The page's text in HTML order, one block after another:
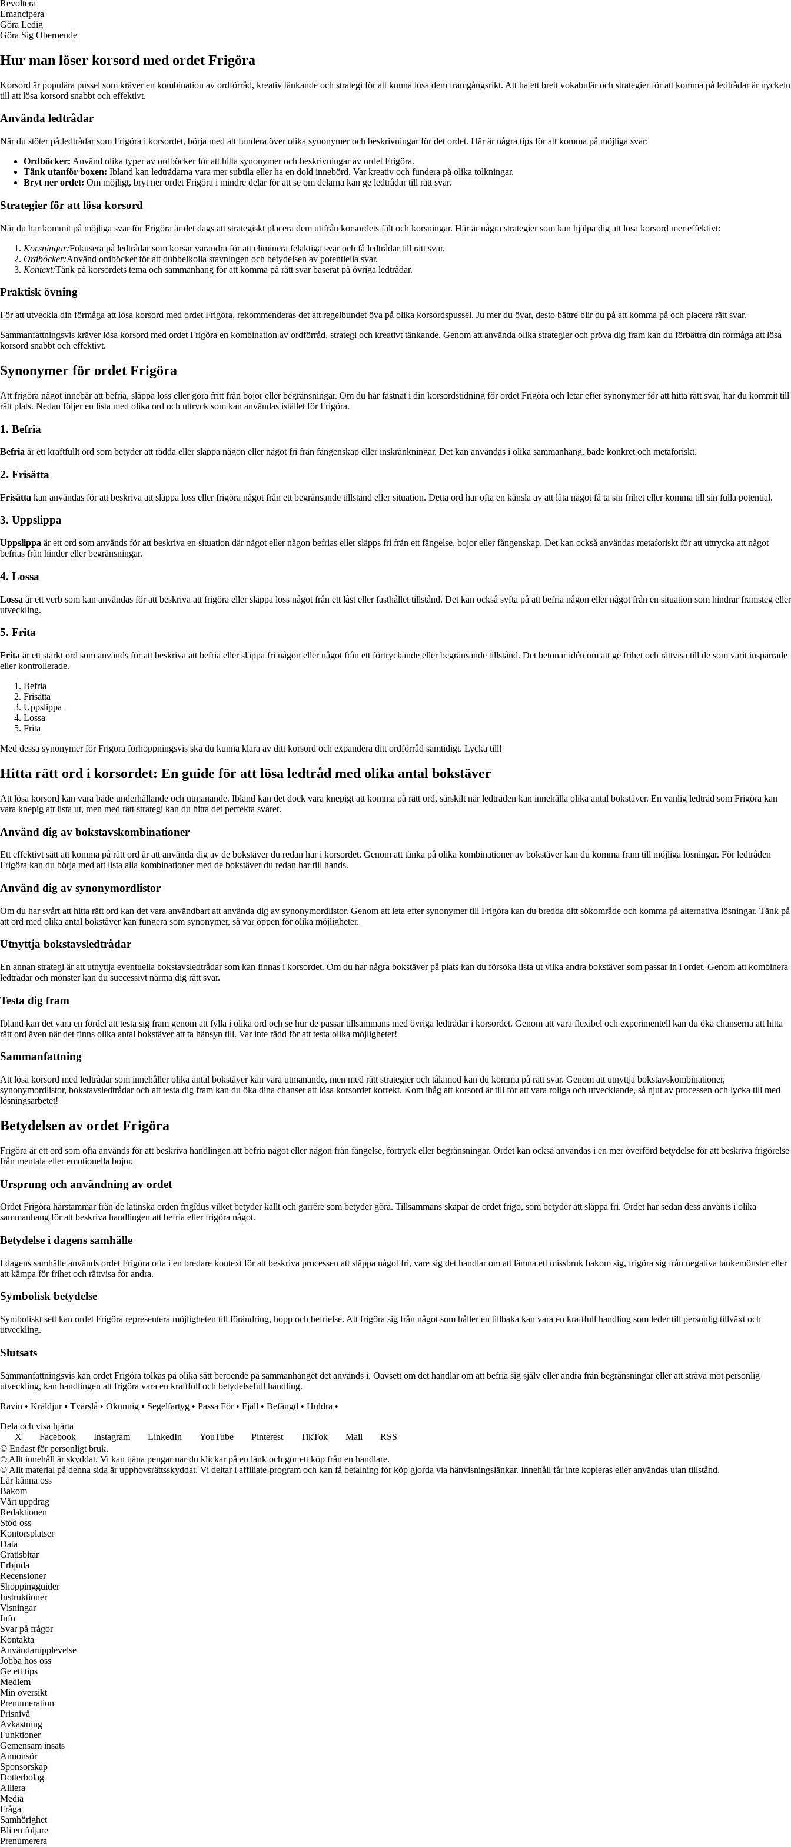
Revoltera
Emancipera
Göra Ledig
Göra Sig Oberoende
Hur man löser korsord med ordet Frigöra
Korsord är populära pussel som kräver en kombination av ordförråd, kreativ tänkande och strategi för att kunna lösa dem framgångsrikt. Att ha ett brett vokabulär och strategier för att komma på ledtrådar är nyckeln
till att lösa korsord snabbt och effektivt.
Använda ledtrådar
När du stöter på ledtrådar som Frigöra i korsordet, börja med att fundera över olika synonymer och beskrivningar för det ordet. Här är några tips för att komma på möjliga svar:
Ordböcker: Använd olika typer av ordböcker för att hitta synonymer och beskrivningar av ordet Frigöra.
Tänk utanför boxen: Ibland kan ledtrådarna vara mer subtila eller ha en dold innebörd. Var kreativ och fundera på olika tolkningar.
Bryt ner ordet: Om möjligt, bryt ner ordet Frigöra i mindre delar för att se om delarna kan ge ledtrådar till rätt svar.
Strategier för att lösa korsord
När du har kommit på möjliga svar för Frigöra är det dags att strategiskt placera dem utifrån korsordets fält och korsningar. Här är några strategier som kan hjälpa dig att lösa korsord mer effektivt:
Korsningar:Fokusera på ledtrådar som korsar varandra för att eliminera felaktiga svar och få ledtrådar till rätt svar.
Ordböcker:Använd ordböcker för att dubbelkolla stavningen och betydelsen av potentiella svar.
Kontext:Tänk på korsordets tema och sammanhang för att komma på rätt svar baserat på övriga ledtrådar.
Praktisk övning
För att utveckla din förmåga att lösa korsord med ordet Frigöra, rekommenderas det att regelbundet öva på olika korsordspussel. Ju mer du övar, desto bättre blir du på att komma på och placera rätt svar.
Sammanfattningsvis kräver lösa korsord med ordet Frigöra en kombination av ordförråd, strategi och kreativt tänkande. Genom att använda olika strategier och pröva dig fram kan du förbättra din förmåga att lösa
korsord snabbt och effektivt.
Synonymer för ordet Frigöra
Att frigöra något innebär att befria, släppa loss eller göra fritt från bojor eller begränsningar. Om du har fastnat i din korsordstidning för ordet Frigöra och letar efter synonymer för att hitta rätt svar, har du kommit till
rätt plats. Nedan följer en lista med olika ord och uttryck som kan användas istället för Frigöra.
1. Befria
Befria är ett kraftfullt ord som betyder att rädda eller släppa någon eller något fri från fångenskap eller inskränkningar. Det kan användas i olika sammanhang, både konkret och metaforiskt.
2. Frisätta
Frisätta kan användas för att beskriva att släppa loss eller frigöra något från ett begränsande tillstånd eller situation. Detta ord har ofta en känsla av att låta något få ta sin frihet eller komma till sin fulla potential.
3. Uppslippa
Uppslippa är ett ord som används för att beskriva en situation där något eller någon befrias eller släpps fri från ett fängelse, bojor eller fångenskap. Det kan också användas metaforiskt för att uttrycka att något
befrias från hinder eller begränsningar.
4. Lossa
Lossa är ett verb som kan användas för att beskriva att frigöra eller släppa loss något från ett låst eller fasthållet tillstånd. Det kan också syfta på att befria någon eller något från en situation som hindrar framsteg eller
utveckling.
5. Frita
Frita är ett starkt ord som används för att beskriva att befria eller släppa fri någon eller något från ett förtryckande eller begränsande tillstånd. Det betonar idén om att ge frihet och rättvisa till de som varit inspärrade
eller kontrollerade.
Befria
Frisätta
Uppslippa
Lossa
Frita
Med dessa synonymer för Frigöra förhoppningsvis ska du kunna klara av ditt korsord och expandera ditt ordförråd samtidigt. Lycka till!
Hitta rätt ord i korsordet: En guide för att lösa ledtråd med olika antal bokstäver
Att lösa korsord kan vara både underhållande och utmanande. Ibland kan det dock vara knepigt att komma på rätt ord, särskilt när ledtråden kan innehålla olika antal bokstäver. En vanlig ledtråd som Frigöra kan
vara knepig att lista ut, men med rätt strategi kan du hitta det perfekta svaret.
Använd dig av bokstavskombinationer
Ett effektivt sätt att komma på rätt ord är att använda dig av de bokstäver du redan har i korsordet. Genom att tänka på olika kombinationer av bokstäver kan du komma fram till möjliga lösningar. För ledtråden
Frigöra kan du börja med att lista alla kombinationer med de bokstäver du redan har till hands.
Använd dig av synonymordlistor
Om du har svårt att hitta rätt ord kan det vara användbart att använda dig av synonymordlistor. Genom att leta efter synonymer till Frigöra kan du bredda ditt sökområde och komma på alternativa lösningar. Tänk på
att ord med olika antal bokstäver kan fungera som synonymer, så var öppen för olika möjligheter.
Utnyttja bokstavsledtrådar
En annan strategi är att utnyttja eventuella bokstavsledtrådar som kan finnas i korsordet. Om du har några bokstäver på plats kan du försöka lista ut vilka andra bokstäver som passar in i ordet. Genom att kombinera
ledtrådar och mönster kan du successivt närma dig rätt svar.
Testa dig fram
Ibland kan det vara en fördel att testa sig fram genom att fylla i olika ord och se hur de passar tillsammans med övriga ledtrådar i korsordet. Genom att vara flexibel och experimentell kan du öka chanserna att hitta
rätt ord även när det finns olika antal bokstäver att ta hänsyn till. Var inte rädd för att testa olika möjligheter!
Sammanfattning
Att lösa korsord med ledtrådar som innehåller olika antal bokstäver kan vara utmanande, men med rätt strategier och tålamod kan du komma på rätt svar. Genom att utnyttja bokstavskombinationer,
synonymordlistor, bokstavsledtrådar och att testa dig fram kan du öka dina chanser att lösa korsordet korrekt. Kom ihåg att korsord är till för att vara roliga och utvecklande, så njut av processen och lycka till med
lösningsarbetet!
Betydelsen av ordet Frigöra
Frigöra är ett ord som ofta används för att beskriva handlingen att befria något eller någon från fängelse, förtryck eller begränsningar. Ordet kan också användas i en mer överförd betydelse för att beskriva frigörelse
från mentala eller emotionella bojor.
Ursprung och användning av ordet
Ordet Frigöra härstammar från de latinska orden frīgĭdus vilket betyder kallt och garrĕre som betyder göra. Tillsammans skapar de ordet frigō, som betyder att släppa fri. Ordet har sedan dess använts i olika
sammanhang för att beskriva handlingen att befria eller frigöra något.
Betydelse i dagens samhälle
I dagens samhälle används ordet Frigöra ofta i en bredare kontext för att beskriva processen att släppa något fri, vare sig det handlar om att lämna ett missbruk bakom sig, frigöra sig från negativa tankemönster eller
att kämpa för frihet och rättvisa för andra.
Symbolisk betydelse
Symboliskt sett kan ordet Frigöra representera möjligheten till förändring, hopp och befrielse. Att frigöra sig från något som håller en tillbaka kan vara en kraftfull handling som leder till personlig tillväxt och
utveckling.
Slutsats
Sammanfattningsvis kan ordet Frigöra tolkas på olika sätt beroende på sammanhanget det används i. Oavsett om det handlar om att befria sig själv eller andra från begränsningar eller att sträva mot personlig
utveckling, kan handlingen att frigöra vara en kraftfull och betydelsefull handling.
Ravin • Kräldjur• Tvärslå • Okunnig • Segelfartyg • Passa För• Fjäll • Befängd • Huldra •
Dela och visa hjärta
X
Facebook Instagram LinkedIn YouTube Pinterest TikTok Mail
RSS
© Endast för personligt bruk.
© Allt innehåll är skyddat. Vi kan tjäna pengar när du klickar på en länk och gör ett köp från en handlare.
© Allt material på denna sida är upphovsrättsskyddat. Vi deltar i affiliate-program och kan få betalning för köp gjorda via hänvisningslänkar. Innehåll får inte kopieras eller användas utan tillstånd.
Lär känna oss
Bakom
Vårt uppdrag
Redaktionen
Stöd oss
Kontorsplatser
Data
Gratisbitar
Erbjuda
Recensioner
Shoppingguider
Instruktioner
Visningar
Info
Svar på frågor
Kontakta
Användarupplevelse
Jobba hos oss
Ge ett tips
Medlem
Min översikt
Prenumeration
Prisnivå
Avkastning
Funktioner
Gemensam insats
Annonsör
Sponsorskap
Dotterbolag
Alliera
Media
Fråga
Samhörighet
Bli en följare
Prenumerera